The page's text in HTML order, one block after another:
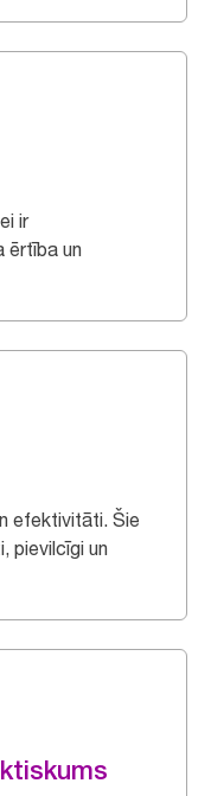
ir
ērtība un
efektivitāti. Šie
pievilcīgi un